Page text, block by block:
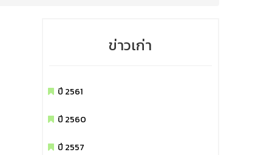
ม
ข่าวเก่า
ปี 2561
ปี 2560
ปี 2557